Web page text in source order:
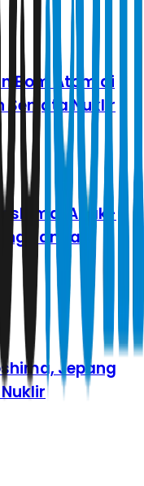
Bom Atom di
Senjata Nuklir
Anak-
Bangau
Jepang